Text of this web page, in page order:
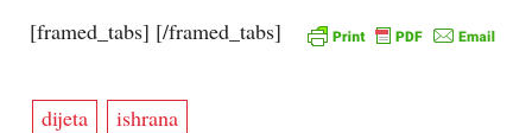
[framed_tabs] [/framed_tabs]
dijeta ishrana